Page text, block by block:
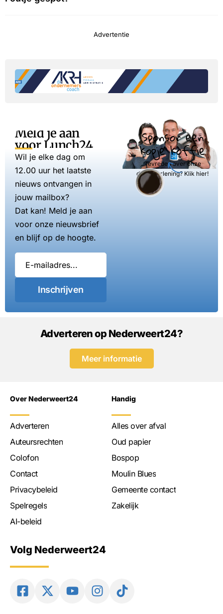
Advertentie
Meld je aan
voor Lunch24
Wil je elke dag om
12.00 uur het laatste
nieuws ontvangen in
jouw mailbox?
Dat kan! Meld je aan
voor onze nieuwsbrief
en blijf op de hoogte.
Inschrijven
Sponsor een
kopje koffie
Tevreden over onze
dienstverlening? Klik hier!
Adverteren op Nederweert24?
Meer informatie
Over Nederweert24
Adverteren
Auteursrechten
Colofon
Contact
Privacybeleid
Spelregels
AI-beleid
Handig
Alles over afval
Oud papier
Bospop
Moulin Blues
Gemeente contact
Zakelijk
Volg Nederweert24